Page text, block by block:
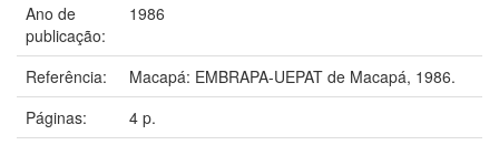
Ano de
publicação:
1986
Referência:
Macapá: EMBRAPA-UEPAT de Macapá, 1986.
Páginas:
4 p.